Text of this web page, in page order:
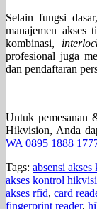
Selain fungsi
manajemen akses
kombinasi,
profesional juga
dan pendaftaran
Untuk pemesanan
Hikvision, Anda
WA 0895 1888
Tags: absensi akses
akses kontrol
akses rfid, card
fingerprint reader,